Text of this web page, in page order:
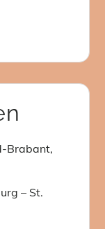
Brabant,
– St.